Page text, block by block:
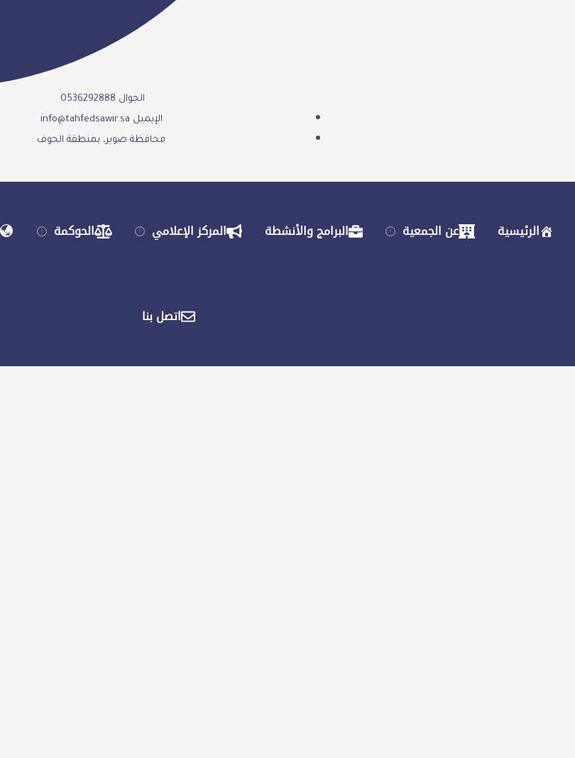
الجوال 0536292888
الإيميل info@tahfedsawir.sa
محافظة صوير، بمنطقة الجوف
الرئيسية عن الجمعية البرامج والأنشطة المركز الإعلامي الحوكمة
اتصل بنا